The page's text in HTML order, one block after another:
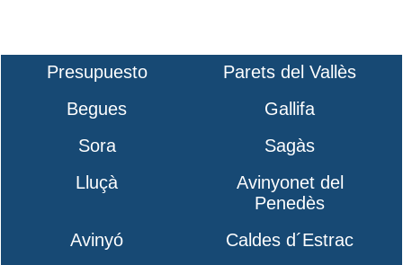
Presupuesto
Parets del Vallès
Begues
Gallifa
Sora
Sagàs
Lluçà
Avinyonet del
Penedès
Avinyó
Caldes d´Estrac